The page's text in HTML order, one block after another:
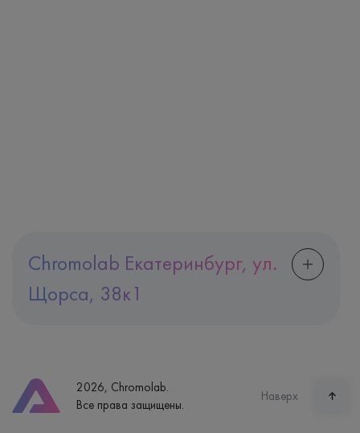
Chromolab Екатеринбург, ул.
Щорса, 38к1
Часы работы
пн-вс: 7:30-15:00
2026, Chromolab.
Все права защищены.
Наверх